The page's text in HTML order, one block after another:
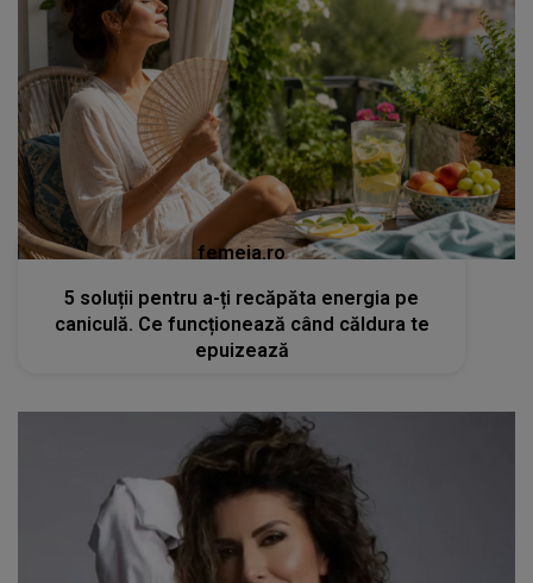
femeia.ro
5 soluții pentru a-ți recăpăta energia pe
caniculă. Ce funcționează când căldura te
epuizează